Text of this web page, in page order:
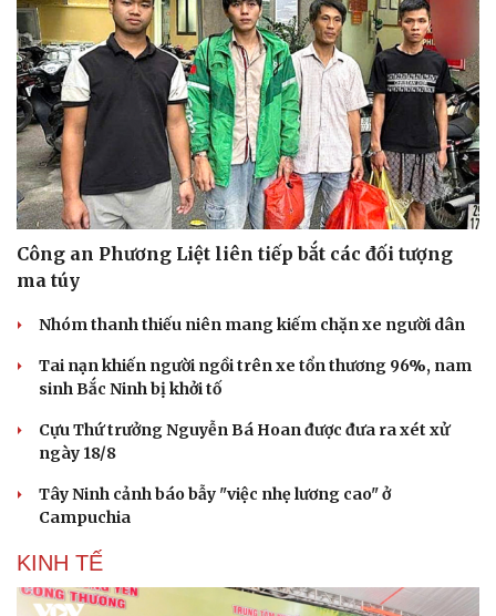
Du lịch
Tư vấn
check-in
Podcast
Cửa sổ tình yêu
Hạt giống tâm hồn
Công an Phương Liệt liên tiếp bắt các đối tượng
ma túy
Nhóm thanh thiếu niên mang kiếm chặn xe người dân
Tai nạn khiến người ngồi trên xe tổn thương 96%, nam
sinh Bắc Ninh bị khởi tố
Cựu Thứ trưởng Nguyễn Bá Hoan được đưa ra xét xử
ngày 18/8
Tây Ninh cảnh báo bẫy "việc nhẹ lương cao" ở
Campuchia
KINH TẾ